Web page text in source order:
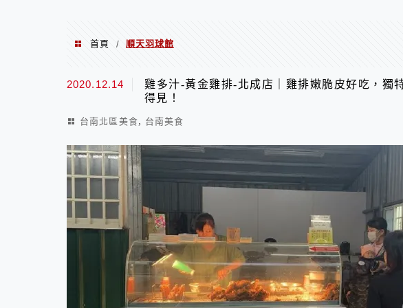
首頁 / 順天羽球館
順天羽球館
2020.12.14
雞多汁-黃金雞排-北成店｜雞排嫩脆皮好吃，獨
得見！
台南北區美食, 台南美食